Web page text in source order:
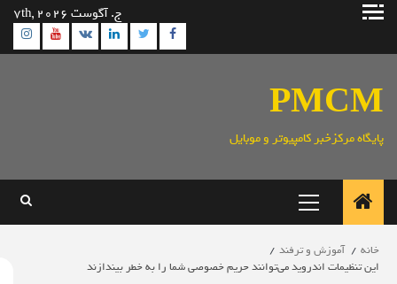
ج. آگوست 7th, 2026
Facebook
Twitter
Linkedin
VK
مرکزخبر کامپیوتر و موبایل
اصلی
خانه
آموزش و ترفند
این تنظیمات اندروید می‌توانند حریم خصوصی شما را به خطر بیندازند